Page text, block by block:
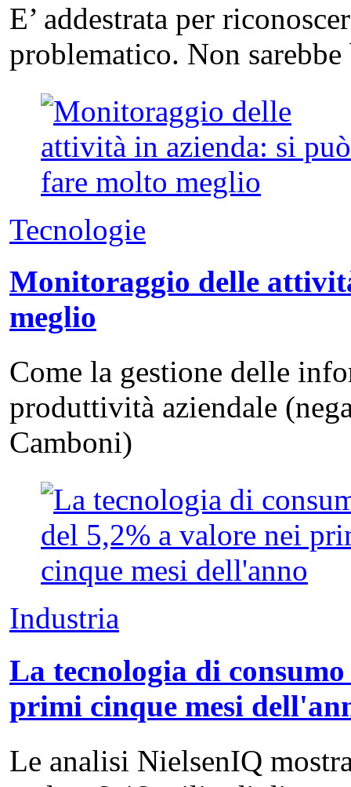
E’ addestrata per
problematico. Non
Tecnologie
Monitoraggio delle
meglio
Come la gestione delle
produttività aziendale
Camboni)
Industria
La tecnologia di
primi cinque mesi
Le analisi NielsenIQ